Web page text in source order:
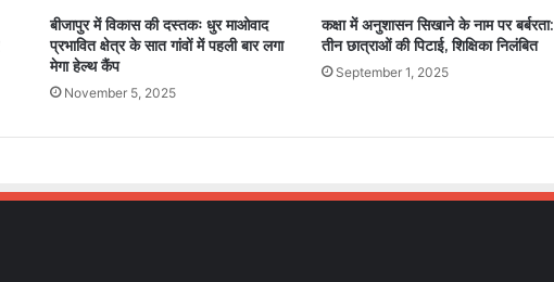
बीजापुर में विकास की दस्तकः धुर माओवाद
प्रभावित क्षेत्र के सात गांवों में पहली बार लगा
मेगा हेल्थ कैंप
November 5, 2025
कक्षा में अनुशासन सिखाने के नाम पर बर्बरता:
तीन छात्राओं की पिटाई, शिक्षिका निलंबित
September 1, 2025